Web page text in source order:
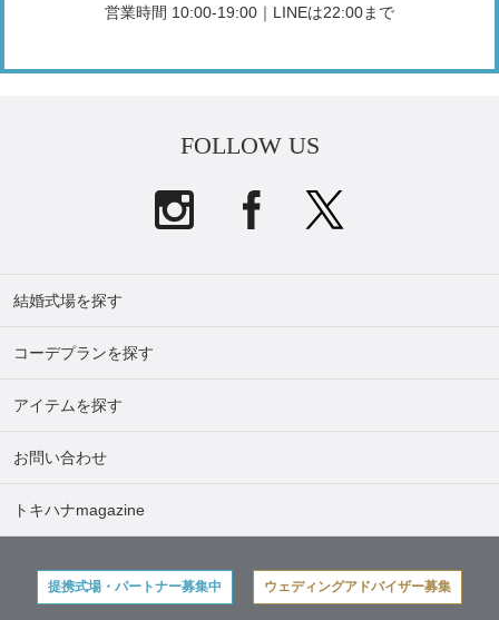
営業時間 10:00-19:00｜LINEは22:00まで
FOLLOW US
結婚式場を探す
コーデプランを探す
アイテムを探す
お問い合わせ
トキハナmagazine
提携式場・パートナー募集中 ウェディングアドバイザー募集